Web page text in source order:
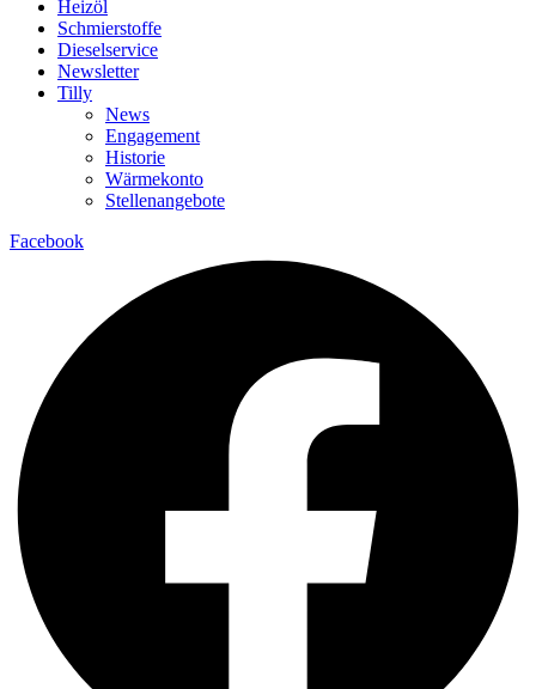
Heizöl
Schmierstoffe
Dieselservice
Newsletter
Tilly
News
Engagement
Historie
Wärmekonto
Stellenangebote
Facebook